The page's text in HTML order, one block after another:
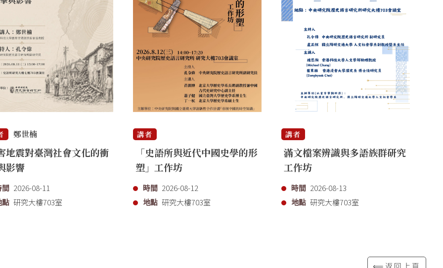
鄭世楠
地震對臺灣社會文化的衝
影響
間 2026-08-11
點 研究大樓703室
講者
「史語所與近代中國史學的形
塑」工作坊
時間 2026-08-12
地點 研究大樓703室
講者
滿文檔案辨識與多語族群研究
工作坊
時間 2026-08-13
地點 研究大樓703室
⟸返回上頁